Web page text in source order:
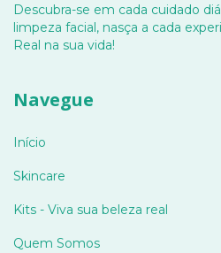
Descubra-se em cada cuidado
limpeza facial, nasça a cada
Real na sua vida!
Navegue
Início
Skincare
Kits - Viva sua beleza real
Quem Somos